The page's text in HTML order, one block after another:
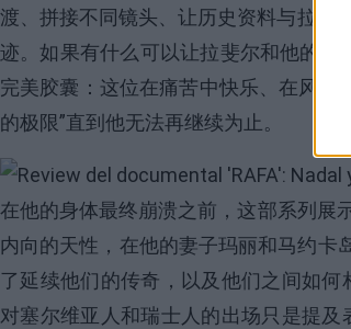
渡、拼接不同镜头、让历史资料与拉斐
迹。如果有什么可以让拉斐尔和他的
完美胶囊：这位在痛苦中快乐、在风暴
的极限”直到他无法再继续为止。
Image
在他的身体最终崩溃之前，这部系列展
内向的天性，在他的妻子玛丽和马约卡
了延续他们的传奇，以及他们之间如
对塞尔维亚人和瑞士人的出场只是提